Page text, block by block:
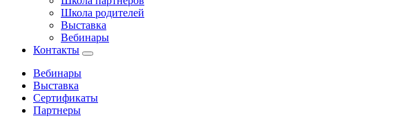
Школа родителей
Выставка
Вебинары
Контакты
Вебинары
Выставка
Сертификаты
Партнеры